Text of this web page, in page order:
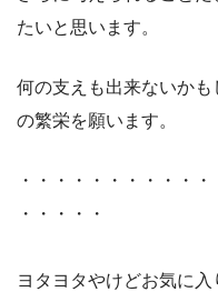
たいと思います。
何の支えも出来ないか
の繁栄を願います。
・・・・・・・・・・
・・・・・
ヨタヨタやけどお気に入